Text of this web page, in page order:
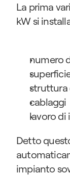
La prima
kW si
numero
struttura
cablaggi
lavoro di
Detto
impianto